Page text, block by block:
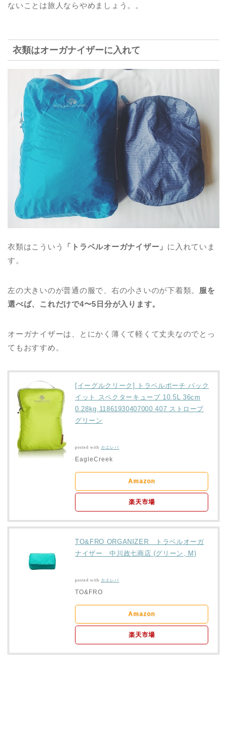
ないことは旅人ならやめましょう。。
衣類はオーガナイザーに入れて
衣類はこういう 「トラベルオーガナイザー」 に入れていま
す。
左の大きいのが普通の服で、右の小さいのが下着類。 服を
選べば、これだけで4〜5日分が入ります。
オーガナイザーは、とにかく薄くて軽くて丈夫なのでとっ
てもおすすめ。
[イーグルクリーク] トラベルポーチ パック
イット スペクターキューブ 10.5L 36cm
0.28kg 11861930407000 407 ストローブ
グリーン
posted with カエレバ
EagleCreek
Amazon
楽天市場
TO&FRO ORGANIZER トラベルオーガ
ナイザー 中川政七商店 (グリーン, M)
posted with カエレバ
TO&FRO
Amazon
楽天市場